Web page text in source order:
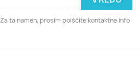
ta namen, prosim poiščite kontaktne info